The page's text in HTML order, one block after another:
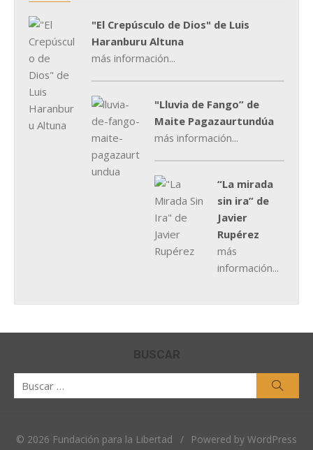
"El Crepúsculo de Dios" de Luis
Haranburu Altuna
más información...
"Lluvia de Fango” de
Maite Pagazaurtundúa
más información...
“La mirada
sin ira” de
Javier
Rupérez
más
información...
BUSCAR
© 2026 Fundación para la Libertad /
Powered by WordPress